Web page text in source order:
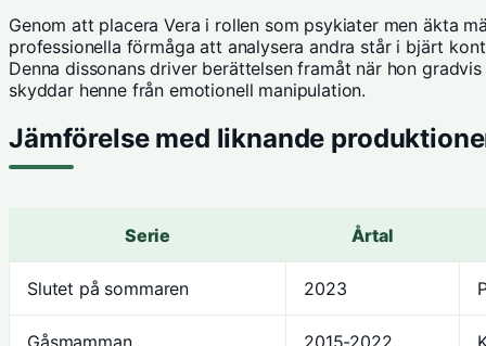
Genom att placera Vera i rollen som psykiater men äkta
professionella förmåga att analysera andra står i bjärt
Denna dissonans driver berättelsen framåt när hon
skyddar henne från emotionell manipulation.
Jämförelse med liknande
Serie Årtal
Slutet på sommaren 2023